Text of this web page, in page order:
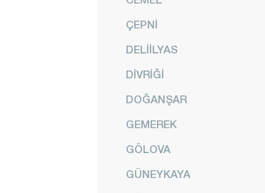
ÇEPNİ
DELİİLYAS
DİVRİĞİ
DOĞANŞAR
GEMEREK
GÖLOVA
GÜNEYKAYA